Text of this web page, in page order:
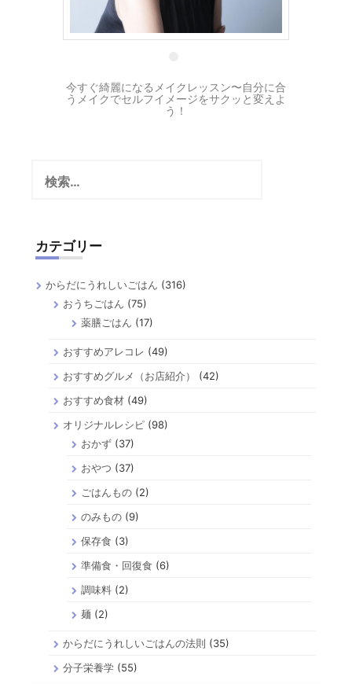
今すぐ綺麗になるメイクレッスン〜自分に合
うメイクでセルフイメージをサクッと変えよ
う！
カテゴリー
からだにうれしいごはん (316)
おうちごはん (75)
薬膳ごはん (17)
おすすめアレコレ (49)
おすすめグルメ（お店紹介）
(42)
おすすめ食材 (49)
オリジナルレシピ (98)
おかず(37)
おやつ (37)
ごはんもの(2)
のみもの(9)
保存食 (3)
準備食・回復食 (6)
調味料(2)
麺 (2)
からだにうれしいごはんの法則 (35)
分子栄養学 (55)